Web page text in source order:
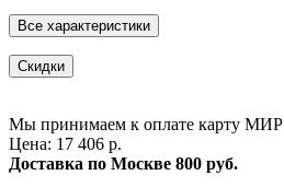
Все характеристики
Скидки
Мы принимаем к оплате карту МИР
Цена: 17 406 р.
Доставка по Москве 800 руб.